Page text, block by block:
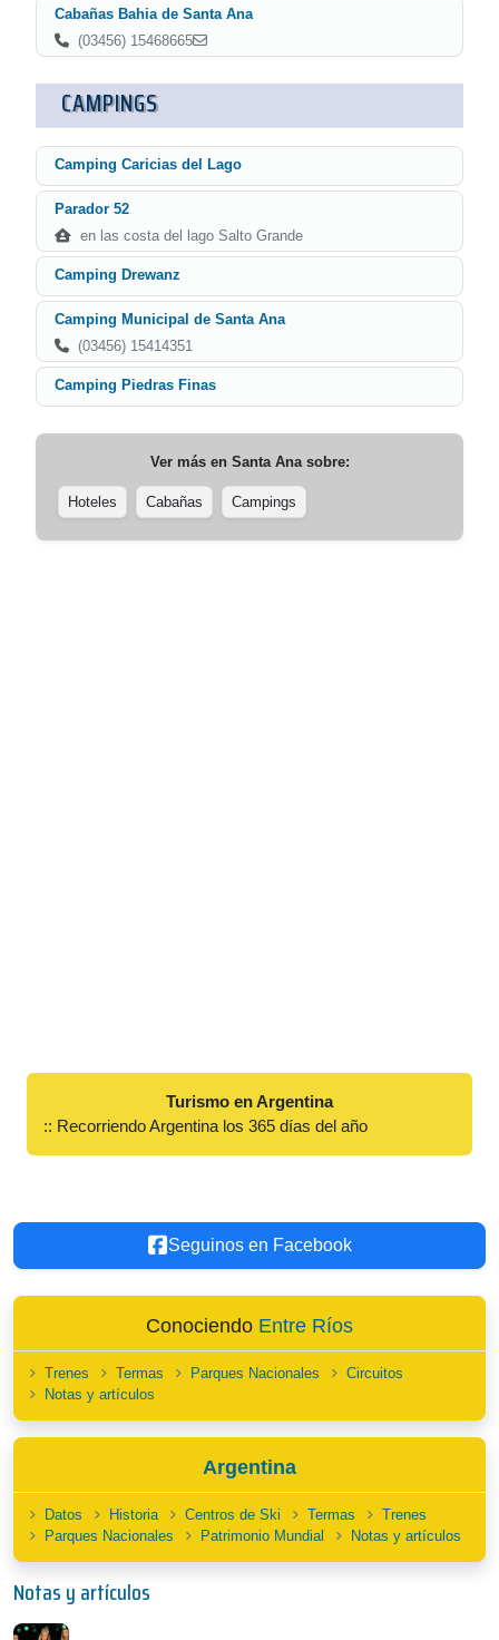
Cabañas Bahia de Santa Ana
(03456) 15468665
CAMPINGS
Camping Caricias del Lago
Parador 52
en las costa del lago Salto Grande
Camping Drewanz
Camping Municipal de Santa Ana
(03456) 15414351
Camping Piedras Finas
Ver más en Santa Anasobre:
Hoteles Cabañas Campings
Turismo en Argentina
:: Recorriendo Argentina los 365 días del año
Seguinos en Facebook
Conociendo Entre Ríos
Trenes Termas Parques Nacionales
Circuitos
Notas y artículos
Argentina
Datos Historia Centros de Ski Termas
Trenes
Parques Nacionales
Patrimonio Mundial Notas y artículos
Notas y artículos